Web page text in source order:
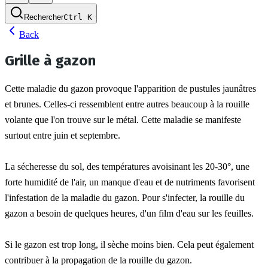
RechercherCtrl K
Back
Grille à gazon
Cette maladie du gazon provoque l'apparition de pustules jaunâtres
et brunes. Celles-ci ressemblent entre autres beaucoup à la rouille
volante que l'on trouve sur le métal. Cette maladie se manifeste
surtout entre juin et septembre.
La sécheresse du sol, des températures avoisinant les 20-30°, une
forte humidité de l'air, un manque d'eau et de nutriments favorisent
l'infestation de la maladie du gazon. Pour s'infecter, la rouille du
gazon a besoin de quelques heures, d'un film d'eau sur les feuilles.
Si le gazon est trop long, il sèche moins bien. Cela peut également
contribuer à la propagation de la rouille du gazon.